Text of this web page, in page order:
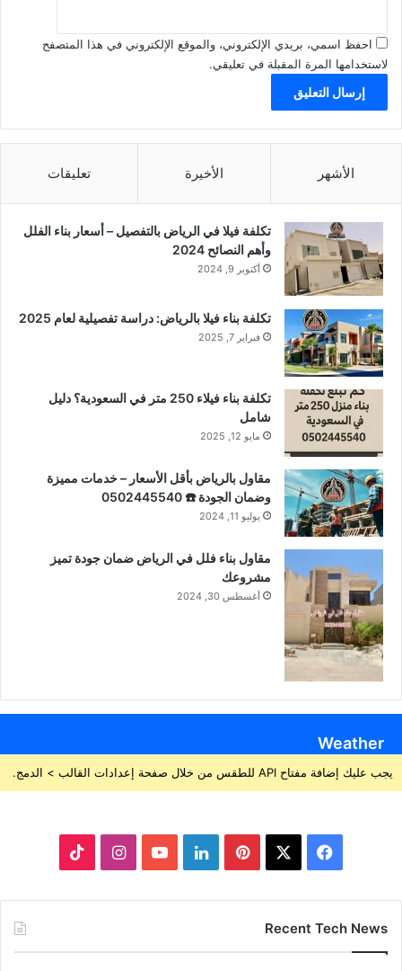
احفظ اسمي، بريدي الإلكتروني، والموقع الإلكتروني في هذا المتصفح
لاستخدامها المرة المقبلة في تعليقي.
الأشهر الأخيرة تعليقات
تكلفة فيلا في الرياض بالتفصيل – أسعار بناء الفلل
وأهم النصائح 2024
أكتوبر 9, 2024
تكلفة بناء فيلا بالرياض: دراسة تفصيلية لعام 2025
فبراير 7, 2025
تكلفة بناء فيلاء 250 متر في السعودية؟ دليل
شامل
مايو 12, 2025
مقاول بالرياض بأقل الأسعار – خدمات مميزة
وضمان الجودة ☎️ 0502445540
يوليو 11, 2024
مقاول بناء فلل في الرياض ضمان جودة تميز
مشروعك
أغسطس 30, 2024
Weather
يجب عليك إضافة مفتاح API للطقس من خلال صفحة إعدادات القالب > الدمج.
س
ب
ت
ك
u
ت
k
Recent Tech News